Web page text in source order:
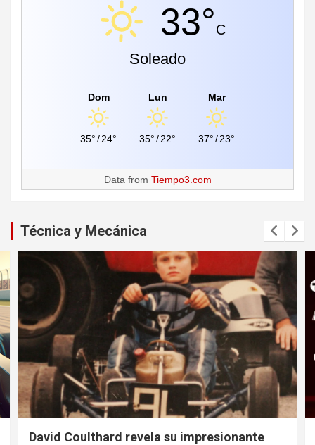
33°C
Soleado
Dom
35°/24°
Lun
35°/22°
Mar
37°/23°
Data from Tiempo3.com
Técnica y Mecánica
David Coulthard revela su impresionante